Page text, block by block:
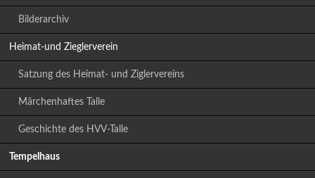
Bilderarchiv
Heimat-und Zieglerverein
Satzung des Heimat- und Ziglervereins
Märchenhaftes Talle
Geschichte des HVV-Talle
Tempelhaus